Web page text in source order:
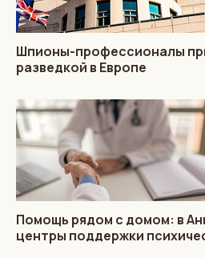
Шпионы-профессионалы
разведкой в Европе
Помощь рядом с домом: в
центры поддержки